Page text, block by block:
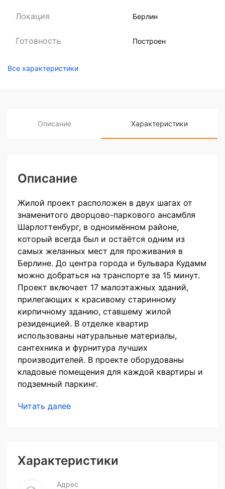
Локация Берлин
Готовность Построен
Все характеристики
Описание Характеристики
Описание
Жилой проект расположен в двух шагах от
знаменитого дворцово-паркового ансамбля
Шарлоттенбург, в одноимённом районе,
который всегда был и остаётся одним из
самых желанных мест для проживания в
Берлине. До центра города и бульвара Кудамм
можно добраться на транспорте за 15 минут.
Проект включает 17 малоэтажных зданий,
прилегающих к красивому старинному
кирпичному зданию, ставшему жилой
резиденцией. В отделке квартир
использованы натуральные материалы,
сантехника и фурнитура лучших
производителей. В проекте оборудованы
кладовые помещения для каждой квартиры и
подземный паркинг.
Читать далее
Характеристики
Адрес